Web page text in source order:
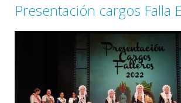
Presentación cargos Falla